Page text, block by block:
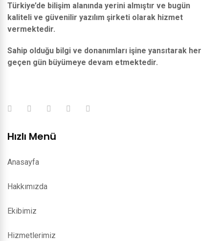
Türkiye’de bilişim alanında yerini almıştır ve bugün
kaliteli ve güvenilir yazılım şirketi olarak hizmet
vermektedir.
Sahip olduğu bilgi ve donanımları işine yansıtarak her
geçen gün büyümeye devam etmektedir.
Hızlı Menü
Anasayfa
Hakkımızda
Ekibimiz
Hizmetlerimiz